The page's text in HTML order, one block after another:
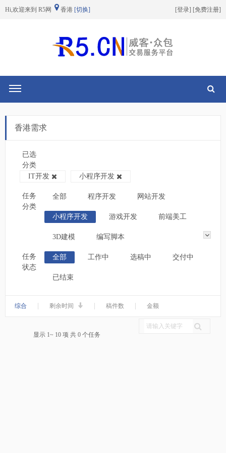
Hi,欢迎来到 R5网 香港 [切换] [登录] [免费注册]
切换导航
香港需求
已选
分类
IT开发
小程序开发
任务
分类
全部 程序开发 网站开发
小程序开发 游戏开发 前端美工
3D建模 编写脚本
任务
状态
全部 工作中 选稿中 交付中
已结束
综合 剩余时间 稿件数 金额
显示 1~ 10 项 共 0 个任务